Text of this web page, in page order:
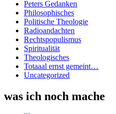
Peters Gedanken
Philosophisches
Politische Theologie
Radioandachten
Rechtspopulismus
Spiritualität
Theologisches
Totaaal ernst gemeint…
Uncategorized
was ich noch mache